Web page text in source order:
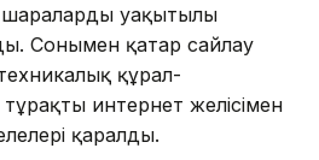
шараларды уақытылы
Сонымен қатар сайлау
құрал-
интернет желісімен
қаралды.